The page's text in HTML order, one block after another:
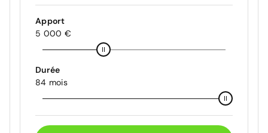
Apport
5 000 €
Durée
84 mois